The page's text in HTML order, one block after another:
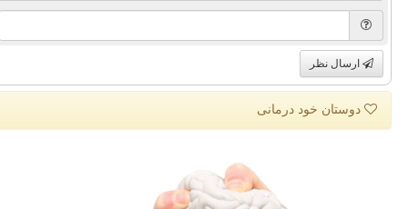
ارسال نظر
دوستان خود درمانی